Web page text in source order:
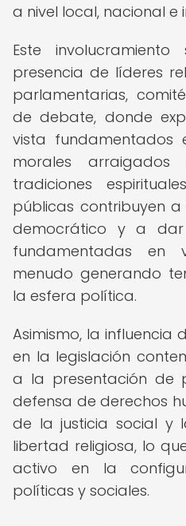
a nivel local, nacional e
Este
presencia de líderes
parlamentarias,
de debate, donde
vista fundamentados
morales arraigados
tradiciones
públicas contribuyen
democrático y a
fundamentadas en
menudo generando
la esfera política.
Asimismo, la influencia
en la legislación
a la presentación de
defensa de derechos
de la justicia social y
libertad religiosa, lo
activo en la
políticas y sociales.